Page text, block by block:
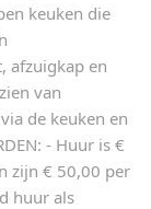
keuken die
afzuigkap en
van
de keuken en
- Huur is €
zijn € 50,00 per
huur als